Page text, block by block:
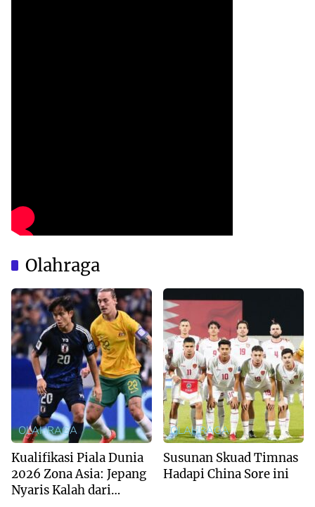
Olahraga
OLAHRAGA
Kualifikasi Piala Dunia
2026 Zona Asia: Jepang
Nyaris Kalah dari
OLAHRAGA
Susunan Skuad Timnas
Hadapi China Sore ini